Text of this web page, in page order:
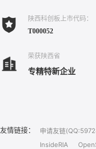
陕西科创板上市代码：
T000052
荣获陕西省
专精特新企业
友情链接： 申请友链
InsideRIA